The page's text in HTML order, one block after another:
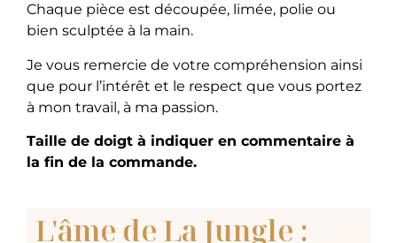
Chaque pièce est découpée, limée, polie ou
bien sculptée à la main.​
Je vous remercie de votre compréhension ainsi
que pour l’intérêt et le respect que vous portez
à mon travail, à ma passion.
Taille de doigt à indiquer en commentaire à
la fin de la commande.
L'âme de La Jungle :